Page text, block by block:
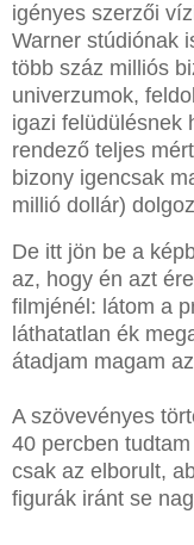
igényes szerzői
Warner stúdiónak
több száz milliós
univerzumok,
igazi felüdülésnek
rendező teljes
bizony igencsak
millió dollár)
De itt jön be a
az, hogy én azt
filmjénél: látom a
láthatatlan ék
átadjam magam
A szövevényes
40 percben
csak az elborult,
figurák iránt se